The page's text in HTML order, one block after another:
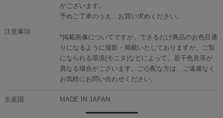
注意事項
がございます。
予めご了承のうえ、お買い求めください。
*掲載画像についてですが、できるだけ商品のお色目通
りになるように撮影・掲載いたしておりますが、ご覧
になられる環境(モニタ)などによって、若干色見等が
異なる場合がございます。ご心配な方は、ご遠慮なく
お気軽にお問い合わせください。
生産国 MADE IN JAPAN